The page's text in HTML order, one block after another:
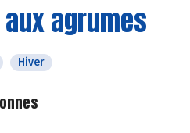
agrumes
Hiver